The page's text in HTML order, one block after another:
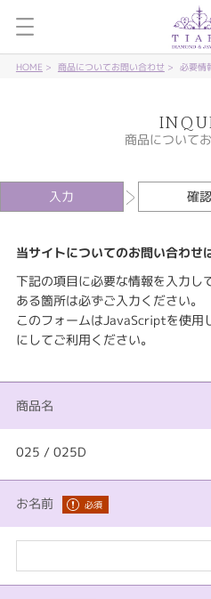
HOME 商品についてお問い合わせ 必要情
商品について
入力 確認
当サイトについてのお問い合わせ
下記の項目に必要な情報を入力し
ある箇所は必ずご入力ください。
このフォームはJavaScriptを使
にしてご利用ください。
商品名
025 / 025D
お名前